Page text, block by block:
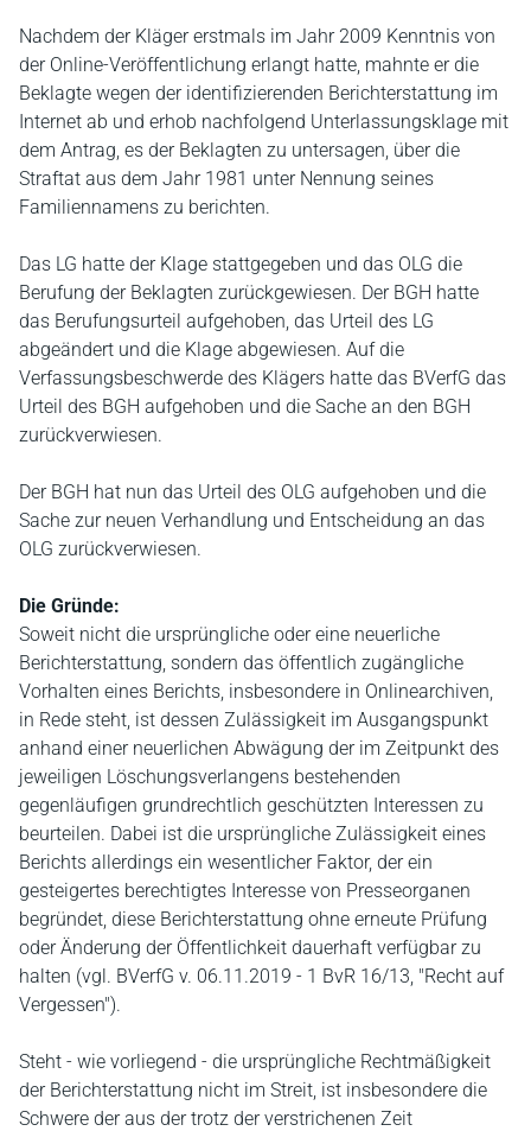
Nachdem der Kläger erstmals im Jahr 2009 Kenntnis von
der Online-Veröffentlichung erlangt hatte, mahnte er die
Beklagte wegen der identifizierenden Berichterstattung im
Internet ab und erhob nachfolgend Unterlassungsklage mit
dem Antrag, es der Beklagten zu untersagen, über die
Straftat aus dem Jahr 1981 unter Nennung seines
Familiennamens zu berichten.
Das LG hatte der Klage stattgegeben und das OLG die
Berufung der Beklagten zurückgewiesen. Der BGH hatte
das Berufungsurteil aufgehoben, das Urteil des LG
abgeändert und die Klage abgewiesen. Auf die
Verfassungsbeschwerde des Klägers hatte das BVerfG das
Urteil des BGH aufgehoben und die Sache an den BGH
zurückverwiesen.
Der BGH hat nun das Urteil des OLG aufgehoben und die
Sache zur neuen Verhandlung und Entscheidung an das
OLG zurückverwiesen.
Die Gründe:
Soweit nicht die ursprüngliche oder eine neuerliche
Berichterstattung, sondern das öffentlich zugängliche
Vorhalten eines Berichts, insbesondere in Onlinearchiven,
in Rede steht, ist dessen Zulässigkeit im Ausgangspunkt
anhand einer neuerlichen Abwägung der im Zeitpunkt des
jeweiligen Löschungsverlangens bestehenden
gegenläufigen grundrechtlich geschützten Interessen zu
beurteilen. Dabei ist die ursprüngliche Zulässigkeit eines
Berichts allerdings ein wesentlicher Faktor, der ein
gesteigertes berechtigtes Interesse von Presseorganen
begründet, diese Berichterstattung ohne erneute Prüfung
oder Änderung der Öffentlichkeit dauerhaft verfügbar zu
halten (vgl. BVerfG v. 06.11.2019 - 1 BvR 16/13, "Recht auf
Vergessen").
Steht - wie vorliegend - die ursprüngliche Rechtmäßigkeit
der Berichterstattung nicht im Streit, ist insbesondere die
Schwere der aus der trotz der verstrichenen Zeit